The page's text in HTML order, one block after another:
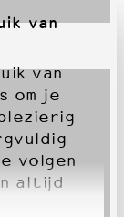
van
van
om je
volgen
altijd